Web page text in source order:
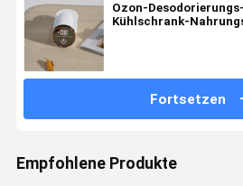
Ozon-
Kühlschrank-
Fortsetzen
Empfohlene Produkte